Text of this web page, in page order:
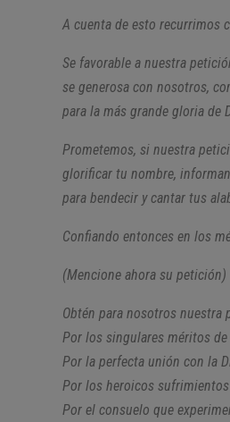
A cuenta de esto recurrimos
Se favorable a nuestra
se generosa con nosotros,
para la más grande gloria de
Prometemos, si nuestra
glorificar tu nombre,
para bendecir y cantar tus
Confiando entonces en los
(Mencione ahora su petición)
Obtén para nosotros nuestra
Por los singulares méritos
Por la perfecta unión con la
Por los heroicos
Por el consuelo que